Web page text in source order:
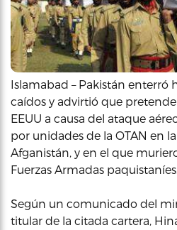
Islamabad – Pakistán enterró
caídos y advirtió que
EEUU a causa del ataque
por unidades de la OTAN en
Afganistán, y en el que
Fuerzas Armadas paquistaníes.
Según un comunicado del
titular de la citada cartera,